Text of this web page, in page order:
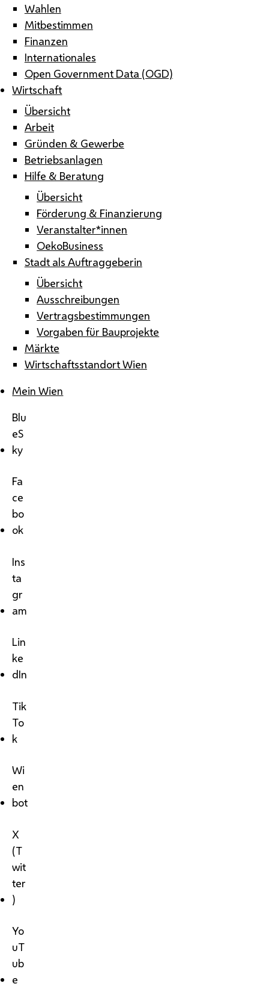
Wahlen
Mitbestimmen
Finanzen
Internationales
Open Government Data (OGD)
Wirtschaft
Übersicht
Arbeit
Gründen & Gewerbe
Betriebsanlagen
Hilfe & Beratung
Übersicht
Förderung & Finanzierung
Veranstalter*innen
OekoBusiness
Stadt als Auftraggeberin
Übersicht
Ausschreibungen
Vertragsbestimmungen
Vorgaben für Bauprojekte
Märkte
Wirtschaftsstandort Wien
Mein Wien
Blu
eS
ky
Fa
ce
bo
ok
Ins
ta
gr
am
Lin
ke
dIn
Tik
To
k
Wi
en
bot
X
(T
wit
ter
)
Yo
uT
ub
e